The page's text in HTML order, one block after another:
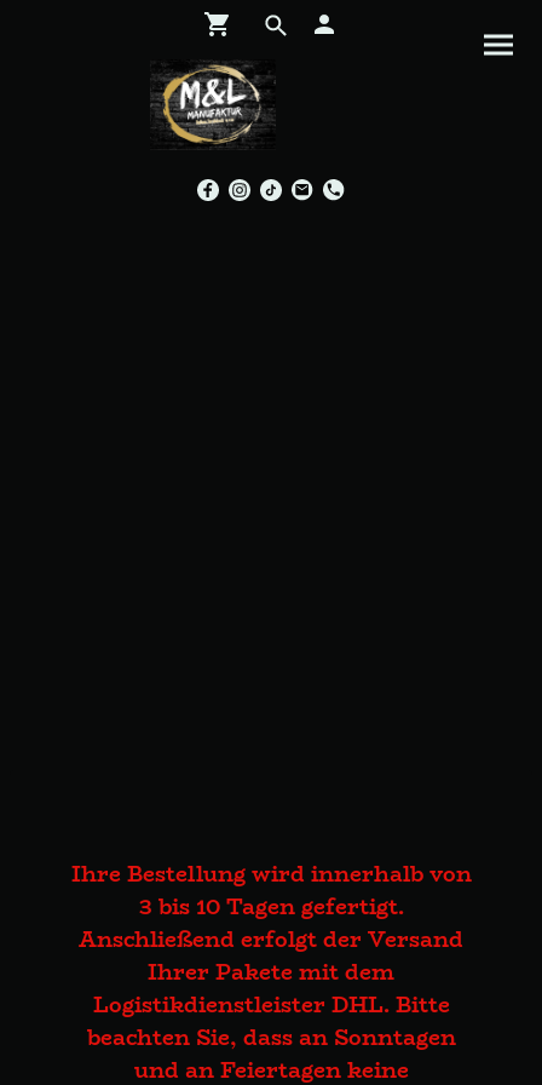
Ihre Bestellung wird innerhalb von
3 bis 10 Tagen gefertigt.
Anschließend erfolgt der Versand
Ihrer Pakete mit dem
Logistikdienstleister DHL. Bitte
beachten Sie, dass an Sonntagen
und an Feiertagen keine